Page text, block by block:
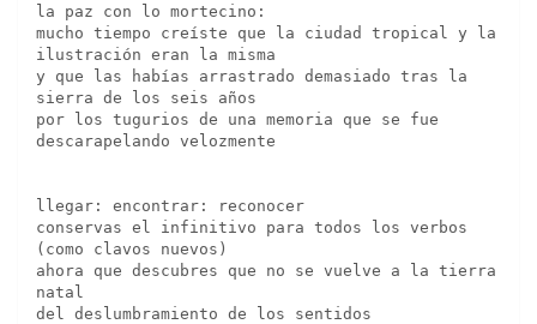
la paz con lo mortecino:
mucho tiempo creíste que la ciudad tropical y la
ilustración eran la misma
y que las habías arrastrado demasiado tras la
sierra de los seis años
por los tugurios de una memoria que se fue
descarapelando velozmente
llegar: encontrar: reconocer
conservas el infinitivo para todos los verbos
(como clavos nuevos)
ahora que descubres que no se vuelve a la tierra
natal
del deslumbramiento de los sentidos